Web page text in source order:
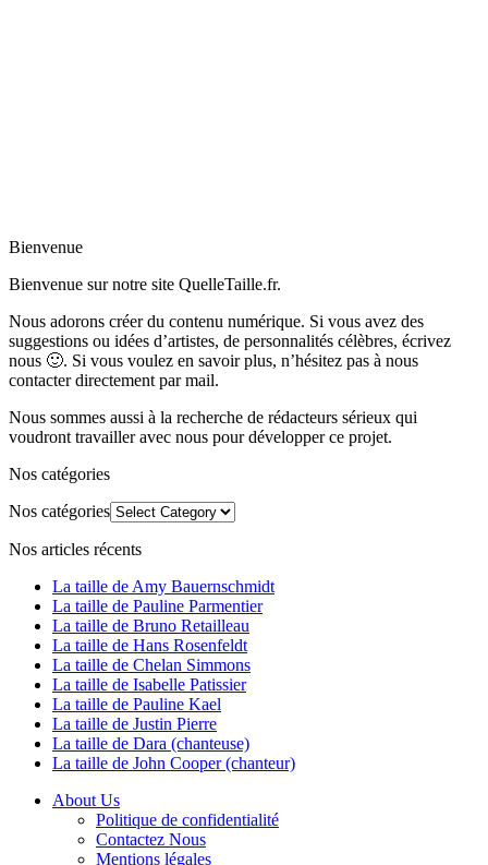
Bienvenue
Bienvenue sur notre site QuelleTaille.fr.
Nous adorons créer du contenu numérique. Si vous avez des
suggestions ou idées d’artistes, de personnalités célèbres, écrivez
nous 🙂. Si vous voulez en savoir plus, n’hésitez pas à nous
contacter directement par mail.
Nous sommes aussi à la recherche de rédacteurs sérieux qui
voudront travailler avec nous pour développer ce projet.
Nos catégories
Nos catégories
Nos articles récents
La taille de Amy Bauernschmidt
La taille de Pauline Parmentier
La taille de Bruno Retailleau
La taille de Hans Rosenfeldt
La taille de Chelan Simmons
La taille de Isabelle Patissier
La taille de Pauline Kael
La taille de Justin Pierre
La taille de Dara (chanteuse)
La taille de John Cooper (chanteur)
About Us
Politique de confidentialité
Contactez Nous
Mentions légales